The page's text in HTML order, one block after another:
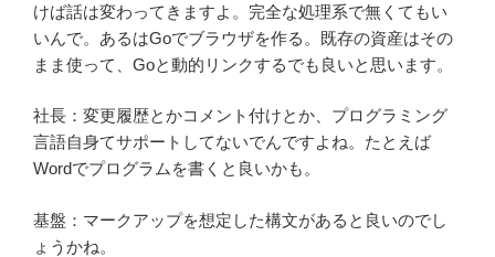
けば話は変わってきますよ。完全な処理系で無くてもい
いんで。あるはGoでブラウザを作る。既存の資産はその
まま使って、Goと動的リンクするでも良いと思います。
社長：変更履歴とかコメント付けとか、プログラミング
言語自身てサポートしてないでんですよね。たとえば
Wordでプログラムを書くと良いかも。
基盤：マークアップを想定した構文があると良いのでし
ょうかね。